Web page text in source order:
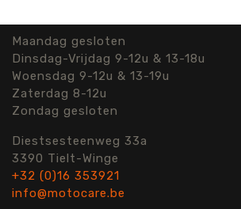
Maandag gesloten
Dinsdag-Vrijdag 9-12u & 13-18u
Woensdag 9-12u & 13-19u
Zaterdag 8-12u
Zondag gesloten
Diestsesteenweg 33a
3390 Tielt-Winge
+32 (0)16 353921
info@motocare.be